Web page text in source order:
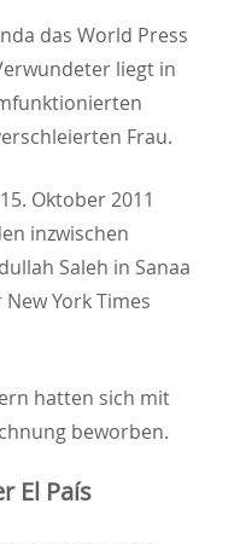
das World Press
liegt in
Frau.
Oktober 2011
inzwischen
Saleh in Sanaa
York Times
hatten sich mit
beworben.
El País